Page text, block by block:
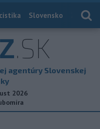
Slovensko
.SK
agentúry Slovenskej
2026